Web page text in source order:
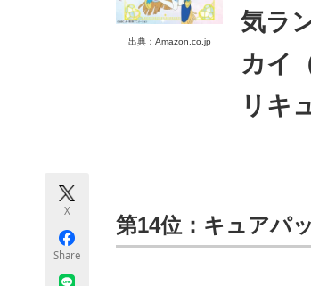
ITエンジニア向け専門サイト
出典：Amazon.co.jp
気ラ
カイ
リキ
X
Share
第14位：キュアパ